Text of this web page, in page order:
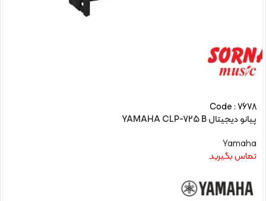
Code : 7678
پیانو دیجیتال YAMAHA CLP-725 B
Yamaha
تماس بگیرید